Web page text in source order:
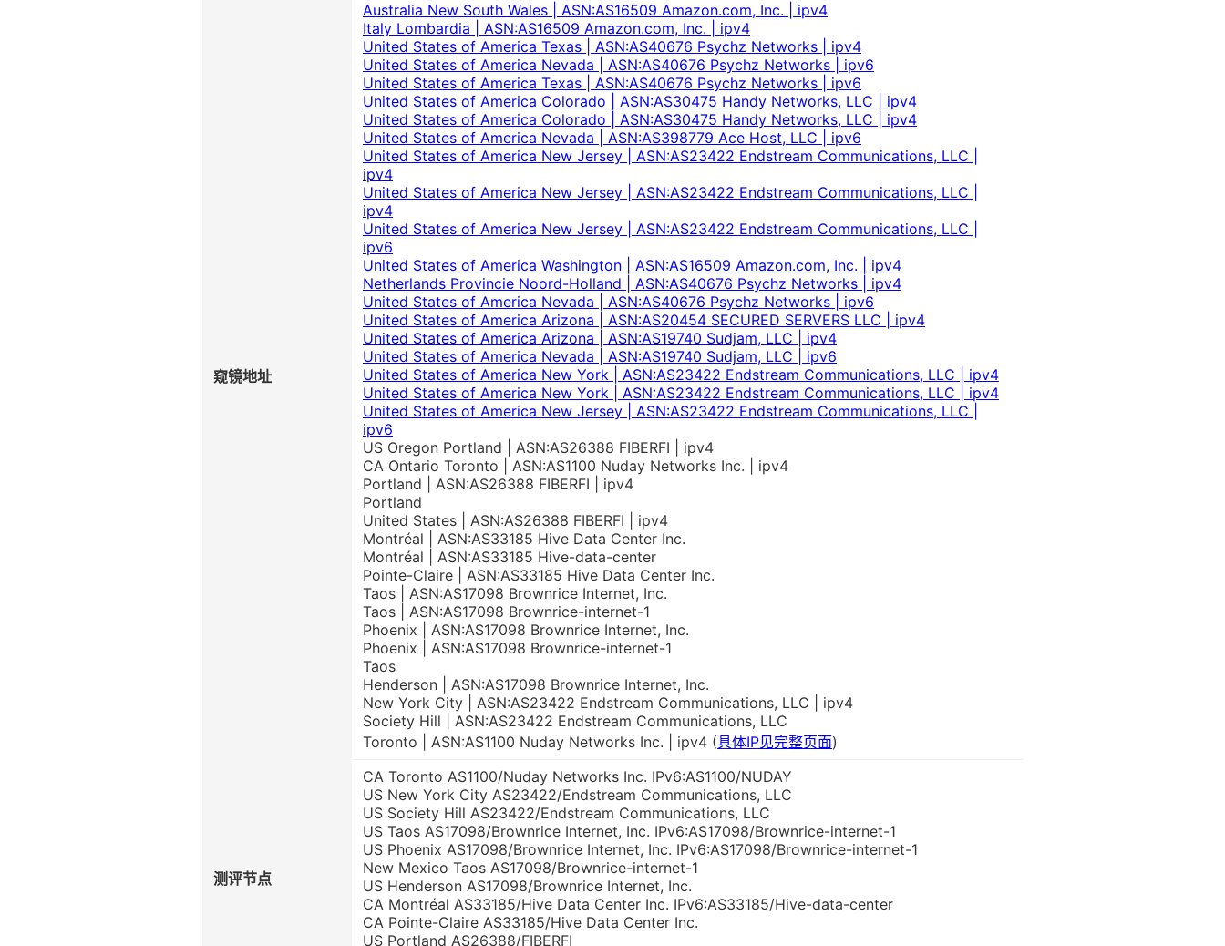
窥镜地址
Australia New South Wales | ASN:AS16509 Amazon.com, Inc. | ipv4
Italy Lombardia | ASN:AS16509 Amazon.com, Inc. | ipv4
United States of America Texas | ASN:AS40676 Psychz Networks | ipv4
United States of America Nevada | ASN:AS40676 Psychz Networks | ipv6
United States of America Texas | ASN:AS40676 Psychz Networks | ipv6
United States of America Colorado | ASN:AS30475 Handy Networks, LLC | ipv4
United States of America Colorado | ASN:AS30475 Handy Networks, LLC | ipv4
United States of America Nevada | ASN:AS398779 Ace Host, LLC | ipv6
United States of America New Jersey | ASN:AS23422 Endstream Communications, LLC |
ipv4
United States of America New Jersey | ASN:AS23422 Endstream Communications, LLC |
ipv4
United States of America New Jersey | ASN:AS23422 Endstream Communications, LLC |
ipv6
United States of America Washington | ASN:AS16509 Amazon.com, Inc. | ipv4
Netherlands Provincie Noord-Holland | ASN:AS40676 Psychz Networks | ipv4
United States of America Nevada | ASN:AS40676 Psychz Networks | ipv6
United States of America Arizona | ASN:AS20454 SECURED SERVERS LLC | ipv4
United States of America Arizona | ASN:AS19740 Sudjam, LLC | ipv4
United States of America Nevada | ASN:AS19740 Sudjam, LLC | ipv6
United States of America New York | ASN:AS23422 Endstream Communications, LLC | ipv4
United States of America New York | ASN:AS23422 Endstream Communications, LLC | ipv4
United States of America New Jersey | ASN:AS23422 Endstream Communications, LLC |
ipv6
US Oregon Portland | ASN:AS26388 FIBERFI | ipv4
CA Ontario Toronto | ASN:AS1100 Nuday Networks Inc. | ipv4
Portland | ASN:AS26388 FIBERFI | ipv4
Portland
United States | ASN:AS26388 FIBERFI | ipv4
Montréal | ASN:AS33185 Hive Data Center Inc.
Montréal | ASN:AS33185 Hive-data-center
Pointe-Claire | ASN:AS33185 Hive Data Center Inc.
Taos | ASN:AS17098 Brownrice Internet, Inc.
Taos | ASN:AS17098 Brownrice-internet-1
Phoenix | ASN:AS17098 Brownrice Internet, Inc.
Phoenix | ASN:AS17098 Brownrice-internet-1
Taos
Henderson | ASN:AS17098 Brownrice Internet, Inc.
New York City | ASN:AS23422 Endstream Communications, LLC | ipv4
Society Hill | ASN:AS23422 Endstream Communications, LLC
Toronto | ASN:AS1100 Nuday Networks Inc. | ipv4 (具体IP见完整页面)
测评节点
CA Toronto AS1100/Nuday Networks Inc. IPv6:AS1100/NUDAY
US New York City AS23422/Endstream Communications, LLC
US Society Hill AS23422/Endstream Communications, LLC
US Taos AS17098/Brownrice Internet, Inc. IPv6:AS17098/Brownrice-internet-1
US Phoenix AS17098/Brownrice Internet, Inc. IPv6:AS17098/Brownrice-internet-1
New Mexico Taos AS17098/Brownrice-internet-1
US Henderson AS17098/Brownrice Internet, Inc.
CA Montréal AS33185/Hive Data Center Inc. IPv6:AS33185/Hive-data-center
CA Pointe-Claire AS33185/Hive Data Center Inc.
US Portland AS26388/FIBERFI